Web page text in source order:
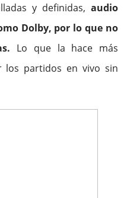
y definidas, audio
Dolby, por lo que no
Lo que la hace más
los partidos en vivo sin